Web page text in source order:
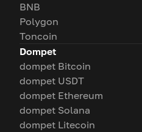
BNB
Polygon
Toncoin
Dompet
dompet Bitcoin
dompet USDT
dompet Ethereum
dompet Solana
dompet Litecoin